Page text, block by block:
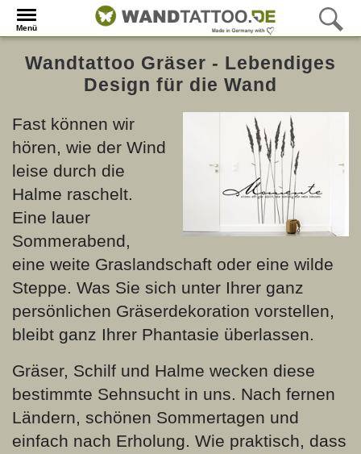
Menü
Wandtattoo Gräser - Lebendiges
Design für die Wand
Fast können wir
hören, wie der Wind
leise durch die
Halme raschelt.
Eine lauer
Sommerabend,
eine weite Graslandschaft oder eine wilde
Steppe. Was Sie sich unter Ihrer ganz
persönlichen Gräserdekoration vorstellen,
bleibt ganz Ihrer Phantasie überlassen.
Gräser, Schilf und Halme wecken diese
bestimmte Sehnsucht in uns. Nach fernen
Ländern, schönen Sommertagen und
einfach nach Erholung. Wie praktisch, dass